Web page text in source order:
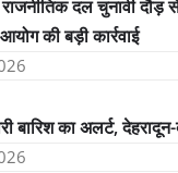
दल चुनावी दौड़
की बड़ी कार्रवाई
बारिश का अलर्ट,